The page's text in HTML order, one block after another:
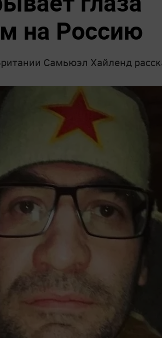
на Россию
Самьюэл Хайленд